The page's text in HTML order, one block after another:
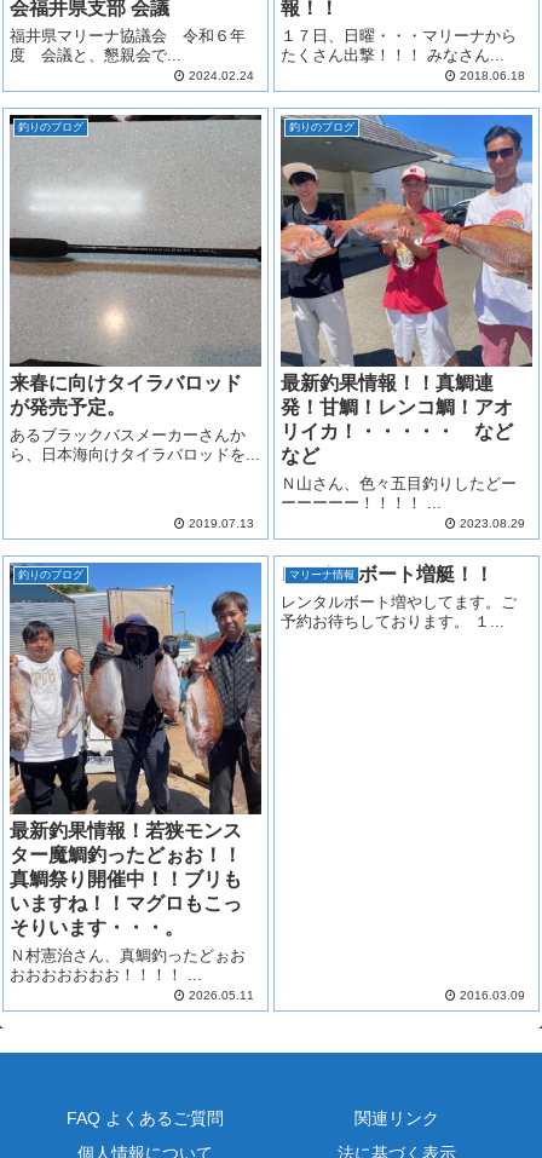
会福井県支部 会議
福井県マリーナ協議会 令和６年
度 会議と、懇親会で...
2024.02.24
報！！
１７日、日曜・・・マリーナから
たくさん出撃！！！ みなさん...
2018.06.18
釣りのブログ
来春に向けタイラバロッド
が発売予定。
あるブラックバスメーカーさんか
ら、日本海向けタイラバロッドを...
2019.07.13
釣りのブログ
最新釣果情報！！真鯛連
発！甘鯛！レンコ鯛！アオ
リイカ！・・・・・ など
など
Ｎ山さん、色々五目釣りしたどー
2023.08.29
釣りのブログ
最新釣果情報！若狭モンス
ター魔鯛釣ったどぉお！！
真鯛祭り開催中！！ブリも
いますね！！マグロもこっ
そりいます・・・。
Ｎ村憲治さん、真鯛釣ったどぉお
おおおおおおお！！！！ ...
2026.05.11
マリーナ情報
レンタルボート増艇！！
レンタルボート増やしてます。ご
予約お待ちしております。 １...
2016.03.09
FAQ よくあるご質問
関連リンク
個人情報について
法に基づく表示